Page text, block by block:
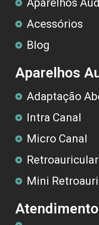
Aparelhos
Acessórios
Blog
Aparelhos
Adaptação
Intra Canal
Micro Canal
Retroauricular
Mini
Atendimento